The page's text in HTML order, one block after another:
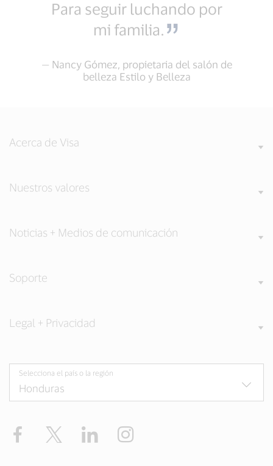
Para seguir luchando por
mi familia.
— Nancy Gómez, propietaria del salón de
belleza Estilo y Belleza
Acerca de Visa
Nuestros valores
Noticias + Medios de comunicación
Soporte
Legal + Privacidad
Selecciona el país o la región
Facebook Twitter LinkedIn